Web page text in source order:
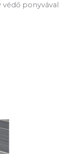
ponyvával